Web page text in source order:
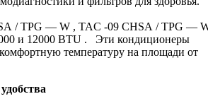
/ TPG — W , TAC -09 CHSA / TPG —
и 12000 BTU . Эти кондиционеры
температуру на площади от